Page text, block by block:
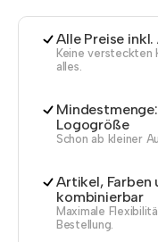
Alle Preise
Keine versteckten
alles.
Logogröße
Schon ab kleiner
Artikel, Farben
kombinierbar
Maximale
Bestellung.